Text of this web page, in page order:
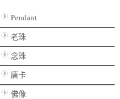
Pendant
老珠
念珠
唐卡
佛像